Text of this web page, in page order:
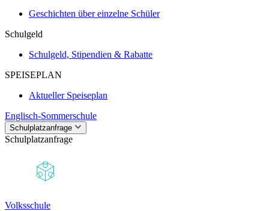
Geschichten über einzelne Schüler
Schulgeld
Schulgeld, Stipendien & Rabatte
SPEISEPLAN
Aktueller Speiseplan
Englisch-Sommerschule
Schulplatzanfrage
Schulplatzanfrage
Volksschule